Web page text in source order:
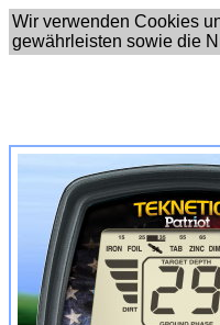
Wir verwenden Cookies
gewährleisten sowie die